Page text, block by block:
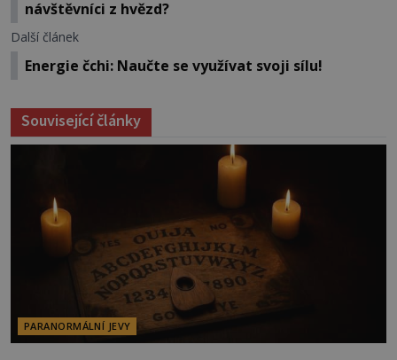
návštěvníci z hvězd?
Další článek
Energie čchi: Naučte se využívat svoji sílu!
Související články
PARANORMÁLNÍ JEVY